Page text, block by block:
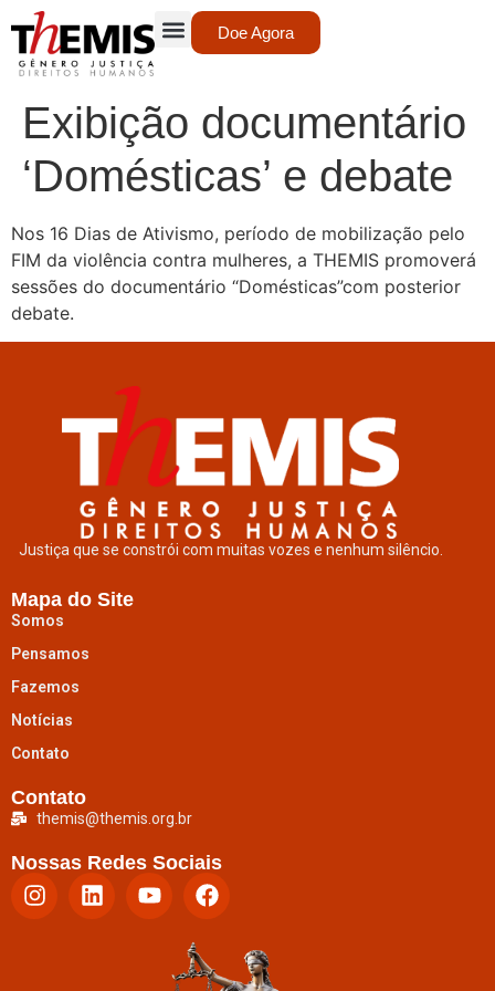
Doe Agora
Exibição documentário
‘Domésticas’ e debate
Nos 16 Dias de Ativismo, período de mobilização pelo
FIM da violência contra mulheres, a THEMIS promoverá
sessões do documentário “Domésticas”com posterior
debate.
Justiça que se constrói com muitas vozes e nenhum silêncio.
Mapa do Site
Somos
Pensamos
Fazemos
Notícias
Contato
Contato
themis@themis.org.br
Nossas Redes Sociais